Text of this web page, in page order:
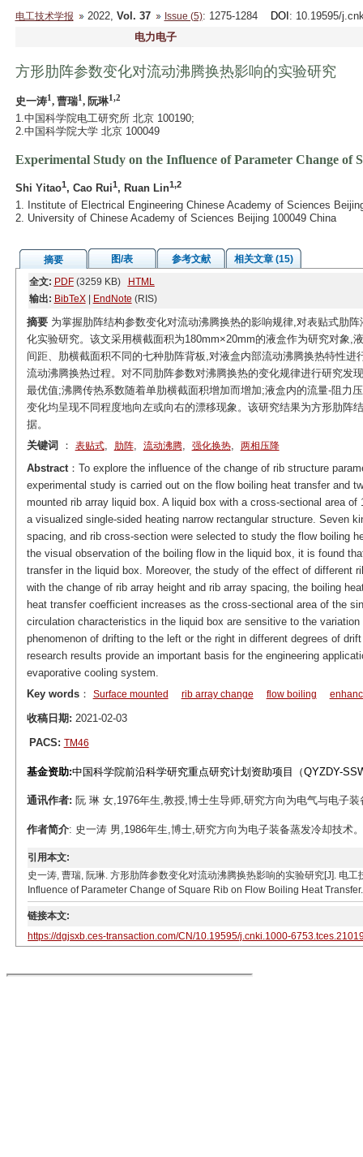
电工技术学报 2022, Vol. 37 Issue (5): 1275-1284 DOI : 10.19595/
电力电子
方形肋阵参数变化对流动沸腾换热影响的实验研究
史一涛1, 曹瑞1, 阮琳1,2
1.中国科学院电工研究所 北京 100190;
2.中国科学院大学 北京 100049
Experimental Study on the Influence of Parameter Change of
Shi Yitao1, Cao Rui1, Ruan Lin1,2
1. Institute of Electrical Engineering Chinese Academy of Sciences
2. University of Chinese Academy of Sciences Beijing 100049 China
摘要 图/表 参考文献
相关文章 (15)
全文: PDF(3259 KB)
HTML
输出: BibTeX| EndNote (RIS)
摘要为掌握肋阵结构参数变化对流动沸腾换热的影响规律,对表贴式肋
化实验研究。该文采用横截面积为180mm×20mm的液盒作为研究对象,
间距、肋横截面积不同的七种肋阵背板,对液盒内部流动沸腾换热特性
流动沸腾换热过程。对不同肋阵参数对沸腾换热的变化规律进行研究发
最优值;沸腾传热系数随着单肋横截面积增加而增加;液盒内的流量-阻力
变化均呈现不同程度地向左或向右的漂移现象。该研究结果为方形肋阵
据。
关键词
： 表贴式, 肋阵, 流动沸腾, 强化换热, 两相压降
Abstract：To explore the influence of the change of rib structure
experimental study is carried out on the flow boiling heat transfer and
mounted rib array liquid box. A liquid box with a cross-sectional area
a visualized single-sided heating narrow rectangular structure. Seven
spacing, and rib cross-section were selected to study the flow boiling
the visual observation of the boiling flow in the liquid box, it is found
transfer in the liquid box. Moreover, the study of the effect of different
with the change of rib array height and rib array spacing, the boiling
heat transfer coefficient increases as the cross-sectional area of the
circulation characteristics in the liquid box are sensitive to the
phenomenon of drifting to the left or the right in different degrees of
research results provide an important basis for the engineering
evaporative cooling system.
Key words： Surface mounted rib array change flow boiling
收稿日期: 2021-02-03
PACS: TM46
基金资助:中国科学院前沿科学研究重点研究计划资助项目（QYZDY-
通讯作者: 阮 琳 女,1976年生,教授,博士生导师,研究方向为电气与电子
作者简介: 史一涛 男,1986年生,博士,研究方向为电子装备蒸发冷却技术
引用本文:
史一涛, 曹瑞, 阮琳. 方形肋阵参数变化对流动沸腾换热影响的实验研究[J]. 电
Influence of Parameter Change of Square Rib on Flow Boiling Heat
链接本文:
https://dgjsxb.ces-transaction.com/CN/10.19595/j.cnki.1000-